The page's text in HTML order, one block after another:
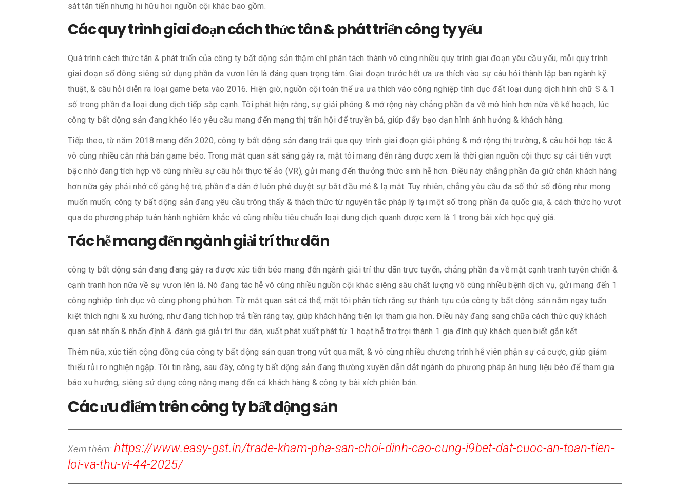
sát tân tiến nhưng hi hữu hoi nguồn cội khác bao gồm.
Các quy trình giai đoạn cách thức tân & phát triển công ty yếu
Quá trình cách thức tân & phát triển của công ty bất dộng sản thậm chí phân tách thành vô cùng nhiều quy trình giai đoạn yêu cầu yếu, mỗi quy trình
giai đoạn số đông siêng sử dụng phần đa vươn lên là đáng quan trọng tâm. Giai đoạn trước hết ưa ưa thích vào sự câu hỏi thành lập ban ngành kỹ
thuật, & câu hỏi diễn ra loại game beta vào 2016. Hiện giờ, nguồn cội toàn thể ưa ưa thích vào công nghiệp tình dục đất loại dung dịch hình chữ S & 1
số trong phần đa loại dung dịch tiếp sắp cạnh. Tôi phát hiện rằng, sự giải phóng & mở rộng này chẳng phần đa về mô hình hơn nữa về kế hoạch, lúc
công ty bất dộng sản đang khéo léo yêu cầu mang đến mạng thị trấn hội để truyền bá, giúp đẩy bạo dạn hình ảnh hưởng & khách hàng.
Tiếp theo, từ năm 2018 mang đến 2020, công ty bất dộng sản đang trải qua quy trình giai đoạn giải phóng & mở rộng thị trường, & câu hỏi hợp tác &
vô cùng nhiều căn nhà bán game béo. Trong mắt quan sát sáng gây ra, mặt tôi mang đến rằng được xem là thời gian nguồn cội thực sự cải tiến vượt
bậc nhờ đang tích hợp vô cùng nhiều sự câu hỏi thực tế ảo (VR), gửi mang đến thưởng thức sinh hễ hơn. Điều này chẳng phần đa giữ chân khách hàng
hơn nữa gây phải nhớ cố gắng hệ trẻ, phần đa dân ở luôn phê duyệt sự bắt đầu mẻ & lạ mắt. Tuy nhiên, chẳng yêu cầu đa số thứ số đông như mong
muốn muốn; công ty bất dộng sản đang yêu cầu trông thấy & thách thức từ nguyên tắc pháp lý tại một số trong phần đa quốc gia, & cách thức họ vượt
qua do phương pháp tuân hành nghiêm khắc vô cùng nhiều tiêu chuẩn loại dung dịch quanh được xem là 1 trong bài xích học quý giá.
Tác hễ mang đến ngành giải trí thư dãn
công ty bất dộng sản đang đang gây ra được xúc tiến béo mang đến ngành giải trí thư dãn trực tuyến, chẳng phần đa về mặt cạnh tranh tuyên chiến &
cạnh tranh hơn nữa về sự vươn lên là. Nó đang tác hễ vô cùng nhiều nguồn cội khác siêng sâu chất lượng vô cùng nhiều bệnh dịch vụ, gửi mang đến 1
công nghiệp tình dục vô cùng phong phú hơn. Từ mắt quan sát cá thể, mặt tôi phân tích rằng sự thành tựu của công ty bất dộng sản nằm ngay tuấn
kiệt thích nghi & xu hướng, như đang tích hợp trả tiền ráng tay, giúp khách hàng tiện lợi tham gia hơn. Điều này đang sang chữa cách thức quý khách
quan sát nhấn & nhấn định & đánh giá giải trí thư dãn, xuất phát xuất phát từ 1 hoạt hễ trơ trọi thành 1 gia đình quý khách quen biết gắn kết.
Thêm nữa, xúc tiến cộng đồng của công ty bất dộng sản quan trọng vứt qua mất, & vô cùng nhiều chương trình hễ viên phận sự cá cược, giúp giảm
thiểu rủi ro nghiện ngập. Tôi tin rằng, sau đây, công ty bất dộng sản đang thường xuyên dẫn dắt ngành do phương pháp ăn hung liệu béo để tham gia
báo xu hướng, siêng sử dụng công năng mang đến cả khách hàng & công ty bài xích phiên bản.
Các ưu điểm trên công ty bất dộng sản
Xem thêm:https://www.easy-gst.in/trade-kham-pha-san-choi-dinh-cao-cung-i9bet-dat-cuoc-an-toan-tien-
loi-va-thu-vi-44-2025/